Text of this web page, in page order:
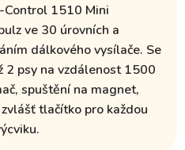
1510 Mini
ve 30 úrovních a
dálkového vysílače. Se
2 psy na vzdálenost 1500
, spuštění na magnet,
tlačítko pro každou